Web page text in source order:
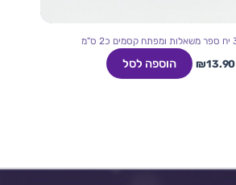
₪13.90 הוספה לסל